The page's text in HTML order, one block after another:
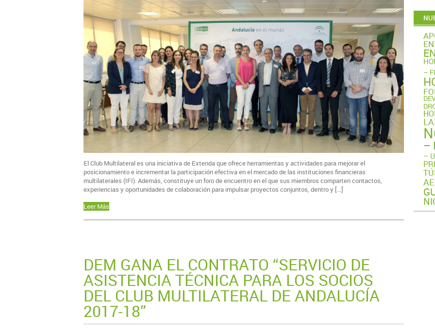
El Club Multilateral es una iniciativa de Extenda que ofrece herramientas y actividades para mejorar el
posicionamiento e incrementar la participación efectiva en el mercado de las instituciones financieras
multilaterales (IFI). Además, constituye un foro de encuentro en el que sus miembros comparten contactos,
experiencias y oportunidades de colaboración para impulsar proyectos conjuntos, dentro y […]
Leer Más
DEM GANA EL CONTRATO “SERVICIO DE
ASISTENCIA TÉCNICA PARA LOS SOCIOS
DEL CLUB MULTILATERAL DE ANDALUCÍA
2017-18”
–
–
–